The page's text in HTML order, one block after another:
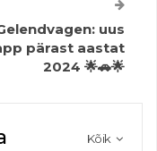
uus
pärast aastat
2024 🌟🚗🌟
Kõik